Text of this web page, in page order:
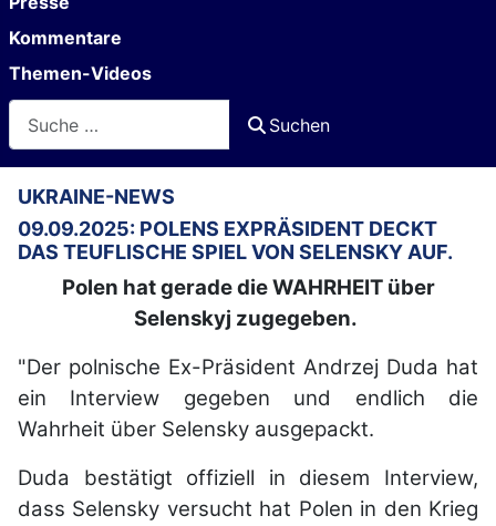
Kommentare
Themen-Videos
Suchen
UKRAINE-NEWS
09.09.2025: POLENS EXPRÄSIDENT DECKT
DAS TEUFLISCHE SPIEL VON SELENSKY AUF.
Polen hat gerade die WAHRHEIT über
Selenskyj zugegeben.
"Der polnische Ex-Präsident Andrzej Duda hat
ein Interview gegeben und endlich die
Wahrheit über Selensky ausgepackt.
Duda bestätigt offiziell in diesem Interview,
dass Selensky versucht hat Polen in den Krieg